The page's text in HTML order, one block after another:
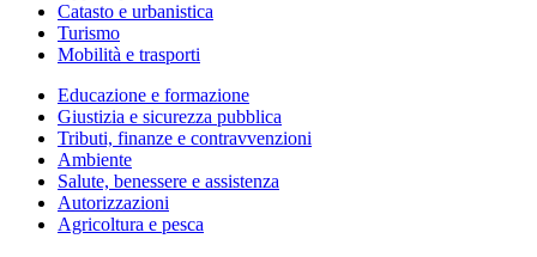
Catasto e urbanistica
Turismo
Mobilità e trasporti
Educazione e formazione
Giustizia e sicurezza pubblica
Tributi, finanze e contravvenzioni
Ambiente
Salute, benessere e assistenza
Autorizzazioni
Agricoltura e pesca